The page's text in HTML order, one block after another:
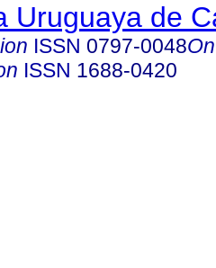
Uruguaya de
ISSN 0797-0048
ISSN 1688-0420